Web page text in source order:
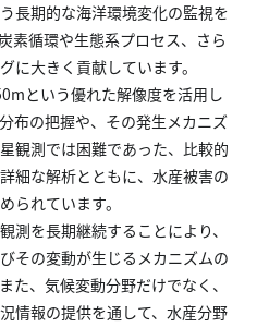
長期的な海洋環境変化の監視を
素循環や生態系プロセス、さら
に大きく貢献しています。
という優れた解像度を活用し
布の把握や、その発生メカニズ
観測では困難であった、比較的
細な解析とともに、水産被害の
られています。
測を長期継続することにより、
その変動が生じるメカニズムの
た、気候変動分野だけでなく、
情報の提供を通して、水産分野